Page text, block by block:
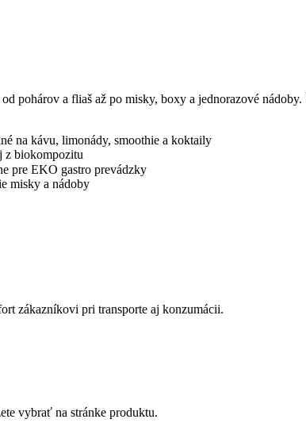
pohárov a fliaš až po misky, boxy a jednorazové
na kávu, limonády, smoothie a koktaily
z biokompozitu
pre EKO gastro prevádzky
misky a nádoby
zákazníkovi pri transporte aj konzumácii.
vybrať na stránke produktu.